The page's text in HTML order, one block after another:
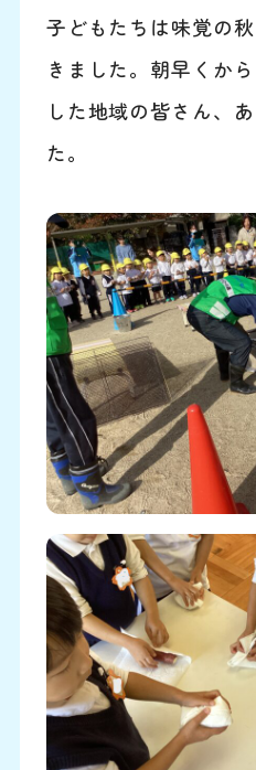
子どもたちは味覚の
きました。朝早くか
した地域の皆さん、
た。